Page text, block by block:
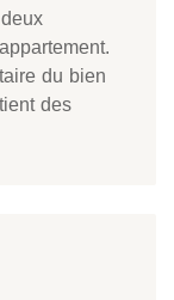
du bien
des